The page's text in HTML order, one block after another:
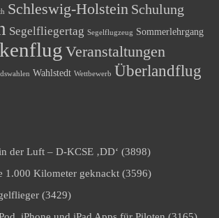
Schleswig-Holstein Schulung
Segelfliegertag Segelflugzeug Sommerlehrgang
Veranstaltungen
Wahlstedt Wettbewerb Überlandflug
der Luft – D-KCSE ‚DD‘ (3898)
1.000 Kilometer geknackt (3596)
(3429)